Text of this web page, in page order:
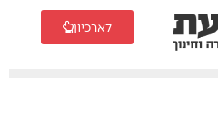
לארכיון